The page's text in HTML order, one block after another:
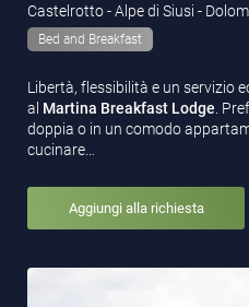
Castelrotto - Alpe di Siusi -
Bed and Breakfast
Libertà, flessibilità e un servizio
al Martina Breakfast Lodge .
doppia o in un comodo
cucinare…
Aggiungi alla richiesta